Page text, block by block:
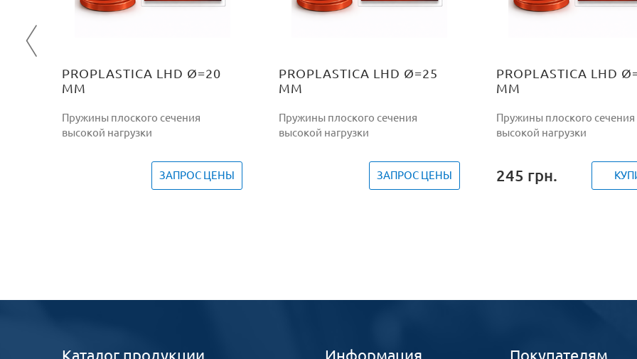
PROPLASTICA LHD Ø=20
ММ
Пружины плоского сечения
высокой нагрузки
ЗАПРОС ЦЕНЫ
PROPLASTICA LHD Ø=25
ММ
Пружины плоского сечения
высокой нагрузки
ЗАПРОС ЦЕНЫ
PROPLASTICA LHD
ММ
Пружины плоского сечения
высокой нагрузки
245 грн.
Каталог продукции Информация Покупателям